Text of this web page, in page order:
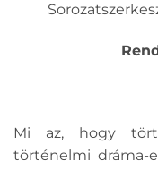
Mi az, hogy
történelmi dráma-